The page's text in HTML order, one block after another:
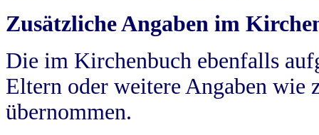
Zusätzliche Angaben im
Die im Kirchenbuch ebenfalls
Eltern oder weitere Angaben wie
übernommen.